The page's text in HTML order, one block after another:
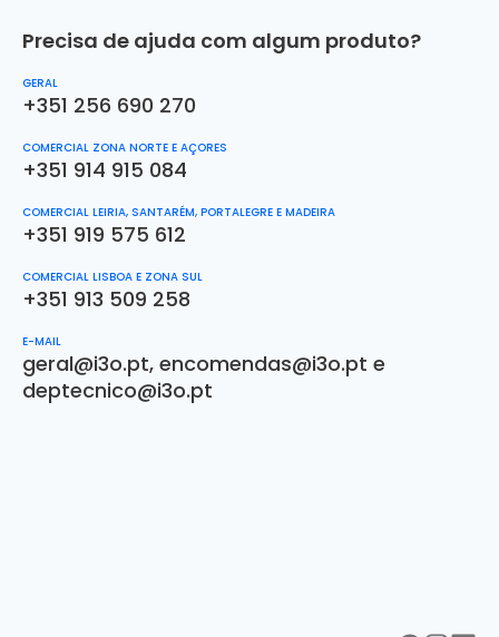
Precisa de ajuda com algum produto?
GERAL
+351 256 690 270
COMERCIAL ZONA NORTE E AÇORES
+351 914 915 084
COMERCIAL LEIRIA, SANTARÉM, PORTALEGRE E MADEIRA
+351 919 575 612
COMERCIAL LISBOA E ZONA SUL
+351 913 509 258
E-MAIL
geral@i3o.pt,encomendas@i3o.pt e
deptecnico@i3o.pt